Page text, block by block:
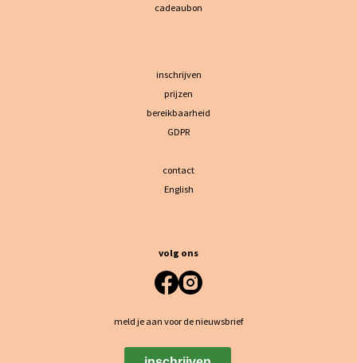
cadeaubon
inschrijven
prijzen
bereikbaarheid
GDPR
contact
English
volg ons
meld je aan voor de nieuwsbrief